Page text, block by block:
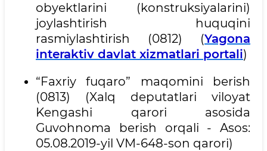
obyektlarini (konstruksiyalarini)
joylashtirish huquqini
rasmiylashtirish (0812) (Yagona
interaktiv davlat xizmatlari portali)
“Faxriy fuqaro” maqomini berish
(0813) (Xalq deputatlari viloyat
Kengashi qarori asosida
Guvohnoma berish orqali - Asos:
05.08.2019-yil VM-648-son qarori)